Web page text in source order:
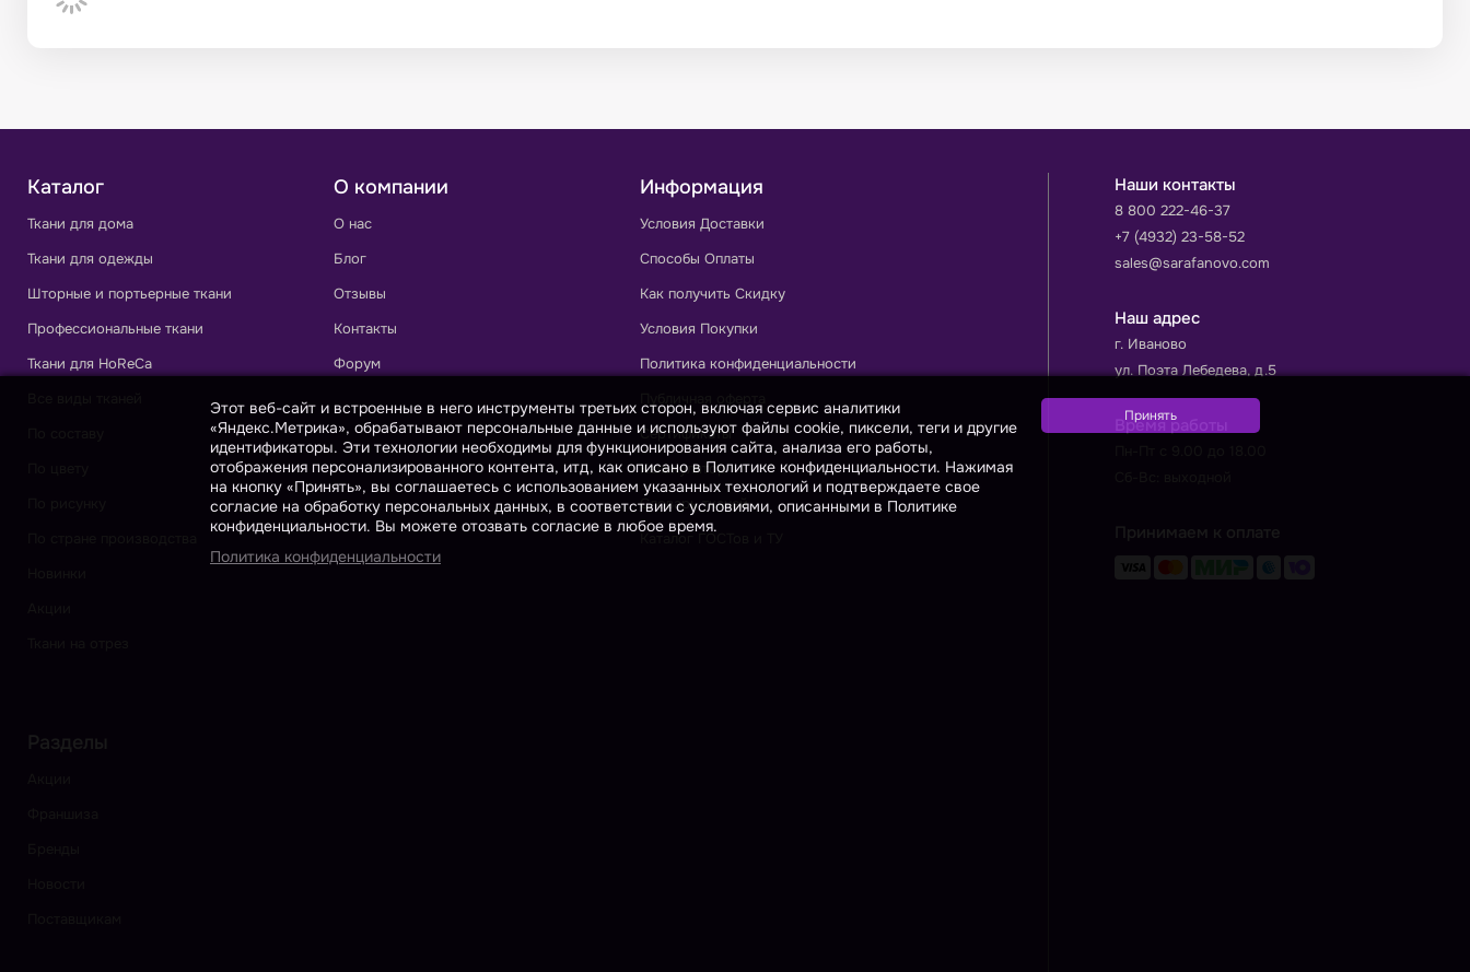
Каталог
Ткани для дома
Ткани для одежды
Шторные и портьерные ткани
Профессиональные ткани
Ткани для HoReCa
О компании
О нас
Блог
Отзывы
Контакты
Форум
Информация
Условия Доставки
Способы Оплаты
Как получить Скидку
Условия Покупки
Политика конфиденциальности
Сертификаты
Калькулятор
Словарь тканей
Каталог ГОСТов и ТУ
Разделы
Наши контакты
8 800 222-46-37
+7 (4932) 23-58-52
sales@sarafanovo.com
Наш адрес
г. Иваново
ул. Поэта Лебедева, д.5
Время работы
Принимаем к оплате
Этот веб-сайт и встроенные в него инструменты третьих сторон, включая сервис аналитики
«Яндекс.Метрика», обрабатывают персональные данные и используют файлы cookie, пиксели, теги и другие
идентификаторы. Эти технологии необходимы для функционирования сайта, анализа его работы,
отображения персонализированного контента, итд, как описано в Политике конфиденциальности. Нажимая
на кнопку «Принять», вы соглашаетесь с использованием указанных технологий и подтверждаете свое
согласие на обработку персональных данных, в соответствии с условиями, описанными в Политике
конфиденциальности. Вы можете отозвать согласие в любое время.
Политика конфиденциальности